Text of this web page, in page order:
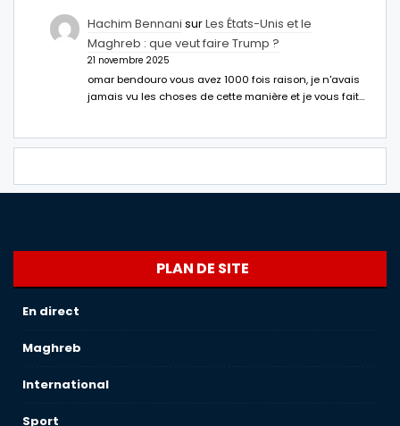
Hachim Bennani surLes États-Unis et le
Maghreb : que veut faire Trump ?
21 novembre 2025
omar bendouro vous avez 1000 fois raison, je n'avais
jamais vu les choses de cette manière et je vous fait…
PLAN DE SITE
En direct
Maghreb
International
Sport